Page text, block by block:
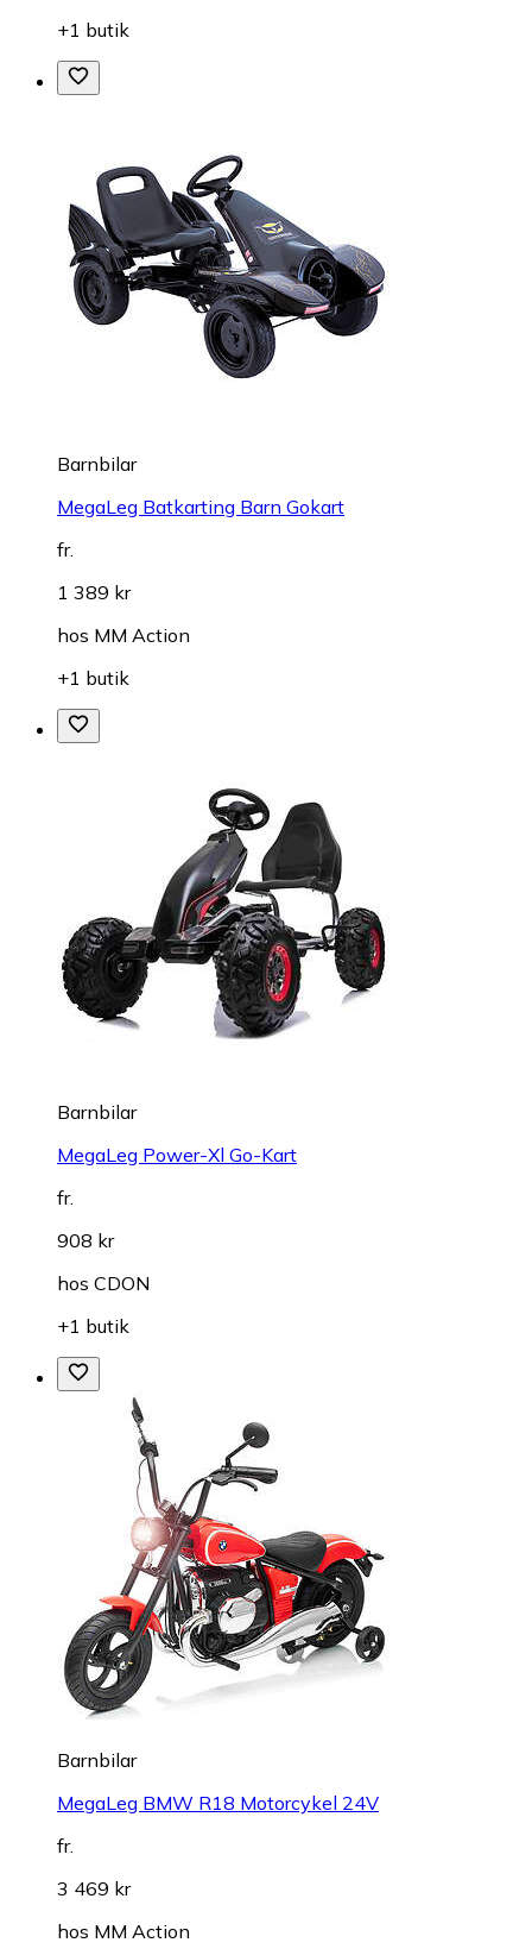
+1 butik
Barnbilar
MegaLeg Batkarting Barn Gokart
fr.
1 389 kr
hos MM Action
+1 butik
Barnbilar
MegaLeg Power-Xl Go-Kart
fr.
908 kr
hos CDON
+1 butik
Barnbilar
MegaLeg BMW R18 Motorcykel 24V
fr.
3 469 kr
hos MM Action